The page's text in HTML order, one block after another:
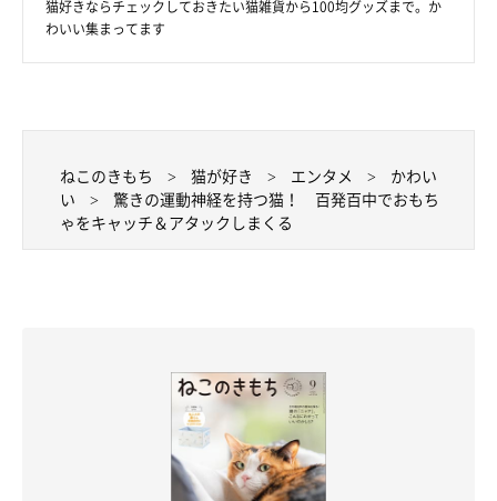
猫好きならチェックしておきたい猫雑貨から100均グッズまで。か
わいい集まってます
ねこのきもち 猫が好き エンタメ
かわい
い
驚きの運動神経を持つ猫！ 百発百中でおもち
ゃをキャッチ＆アタックしまくる